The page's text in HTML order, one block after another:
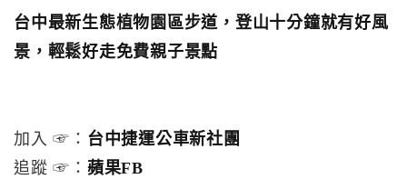
台中最新生態植物園區步道，登山十分鐘就有好風
景，輕鬆好走免費親子景點
加入 ☞： 台中捷運公車新社團
追蹤 ☞： 蘋果FB